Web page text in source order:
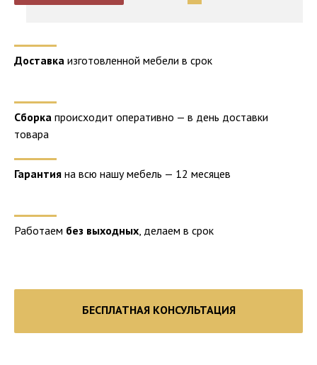
Доставка изготовленной мебели в срок
Сборка происходит оперативно — в день доставки
товара
Гарантия на всю нашу мебель — 12 месяцев
Работаем без выходных, делаем в срок
БЕСПЛАТНАЯ КОНСУЛЬТАЦИЯ